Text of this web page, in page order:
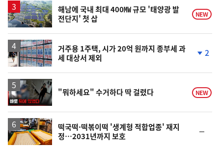
락
해남에 국내 최대 400㎿ 규모 '태양광 발
전단지' 첫 삽
NEW
거주용 1주택, 시가 20억 원까지 종부세 과
세 대상서 제외
계
락
2
영
상
"뭐하세요" 수거하다 딱 걸렸다 NEW
떡국떡·떡볶이떡 '생계형 적합업종' 재지
정…2031년까지 보호